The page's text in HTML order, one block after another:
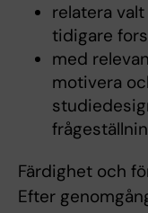
relatera
tidigare
med
motivera
Färdighet och
Efter